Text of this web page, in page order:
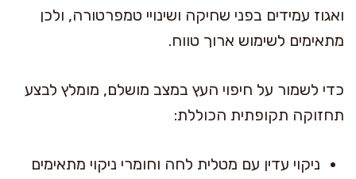
ואגוז עמידים בפני שחיקה ושינויי טמפרטורה, ולכן
מתאימים לשימוש ארוך טווח.
כדי לשמור על חיפוי העץ במצב מושלם, מומלץ לבצע
תחזוקה תקופתית הכוללת:
ניקוי עדין עם מטלית לחה וחומרי ניקוי מתאימים